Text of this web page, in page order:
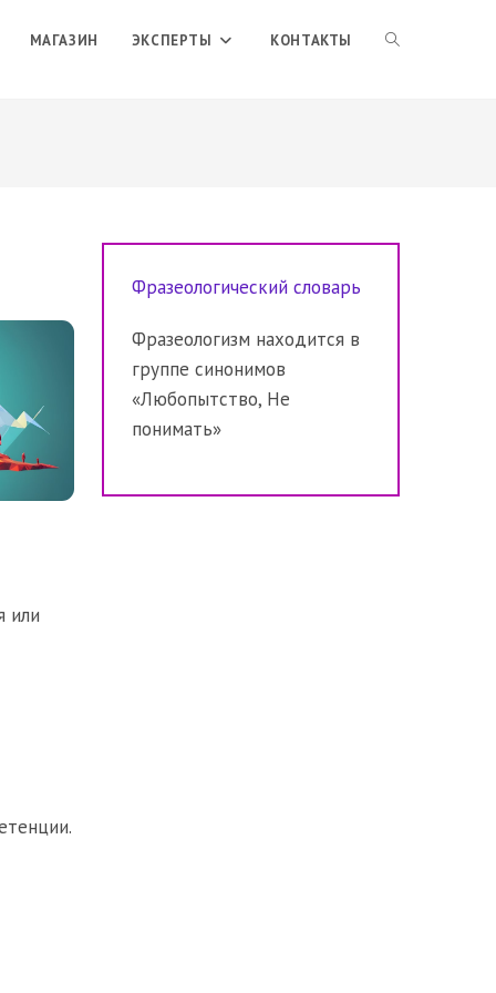
МАГАЗИН ЭКСПЕРТЫ КОНТАКТЫ ПЕРЕКЛЮЧИТЬ
или
Фразеологический словарь
Фразеологизм находится в
группе синонимов
«Любопытство, Не
понимать»